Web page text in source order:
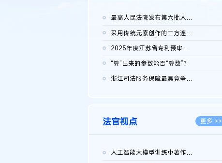
最高人民法院发布第六批人民法院种业知识产权司法保护典型案例 含...
采用传统元素创作的二方连续装饰图案作品的独创性及侵权对比认定
2025年度江苏省专利预审典型案例
“算”出来的参数能否“算数”？
浙江司法服务保障最具竞争力营商环境建设典型案例（第二批）含侵...
法官视点 更多 >>
人工智能大模型训练中著作权的合理使用